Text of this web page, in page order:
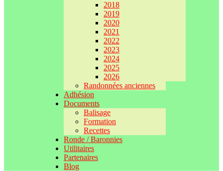
2018
2019
2020
2021
2022
2023
2024
2025
2026
Randonnées anciennes
Adhésion
Documents
Balisage
Formation
Recettes
Ronde / Baronnies
Utilitaires
Partenaires
Blog